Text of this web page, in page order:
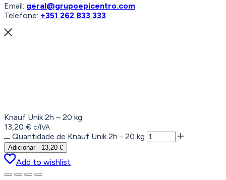
Email: geral@grupoepicentro.com
Telefone: +351 262 833 333
Knauf Unik 2h – 20 kg
13,20 € c/IVA
Quantidade de Knauf Unik 2h - 20 kg
Adicionar - 13,20 €
Add to wishlist